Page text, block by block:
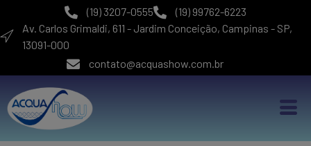
(19) 3207-0555
(19) 99762-6223
Av. Carlos Grimaldi, 611 - Jardim Conceição, Campinas - SP,
13091-000
contato@acquashow.com.br